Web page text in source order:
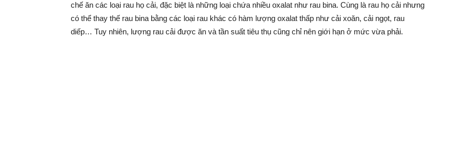
chế ăn các loại rau họ cải, đặc biệt là những loại chứa nhiều oxalat như rau bina. Cùng là rau họ cải nhưng
có thể thay thế rau bina bằng các loại rau khác có hàm lượng oxalat thấp như cải xoăn, cải ngọt, rau
diếp… Tuy nhiên, lượng rau cải được ăn và tần suất tiêu thụ cũng chỉ nên giới hạn ở mức vừa phải.